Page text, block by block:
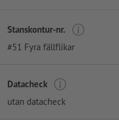
Stanskontur-nr.
#51 Fyra fällflikar
Datacheck
utan datacheck